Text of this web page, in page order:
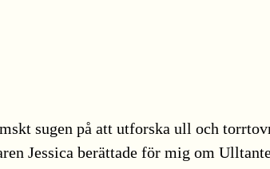
sugen på att utforska ull och
Jessica berättade för mig om